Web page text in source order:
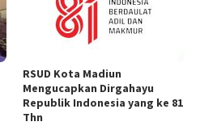
RSUD Kota Madiun
Mengucapkan Dirgahayu
Republik Indonesia yang ke 81
Thn